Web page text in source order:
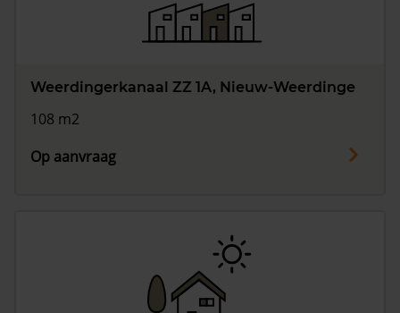
Vragen? Neem contact met ons op
088 220 4200
Weerdingerkanaal ZZ 1A, Nieuw-Weerdinge
108 m2
Op aanvraag